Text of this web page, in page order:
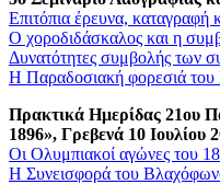
Επιτόπια έρευνα,
Ο χοροδιδάσκαλος και η
Δυνατότητες συμβολής των
Η Παραδοσιακή φορεσιά του
Πρακτικά Ημερίδας 21ου
1896», Γρεβενά 10 Ιουλίου
Οι Ολυμπιακοί αγώνες του
Η Συνεισφορά του